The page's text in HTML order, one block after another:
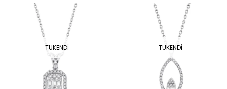
TÜKENDI TÜKENDI